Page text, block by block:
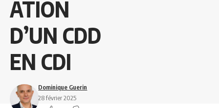
ATION
D’UN CDD
EN CDI
Dominique Guerin
28 février 2025